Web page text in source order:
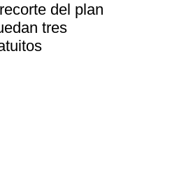
del plan
tres